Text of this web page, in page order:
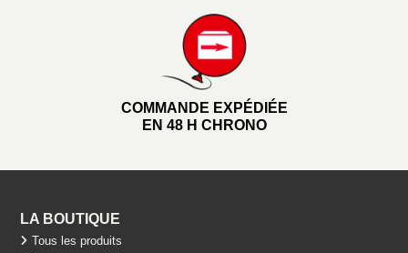
COMMANDE EXPÉDIÉE
EN 48 H CHRONO
LA BOUTIQUE
Tous les produits